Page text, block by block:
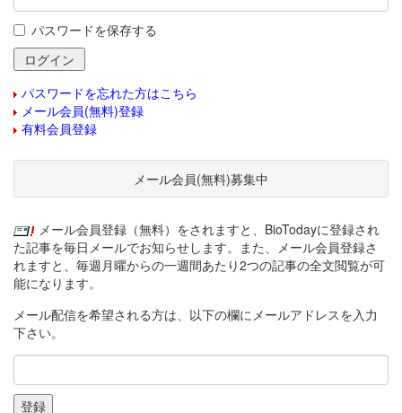
パスワードを保存する
パスワードを忘れた方はこちら
メール会員(無料)登録
有料会員登録
メール会員(無料)募集中
メール会員登録（無料）をされますと、BioTodayに登録され
た記事を毎日メールでお知らせします。また、メール会員登録さ
れますと、毎週月曜からの一週間あたり2つの記事の全文閲覧が可
能になります。
メール配信を希望される方は、以下の欄にメールアドレスを入力
下さい。